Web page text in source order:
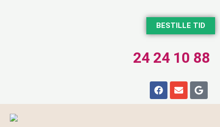
BESTILLE TID
24 24 10 88